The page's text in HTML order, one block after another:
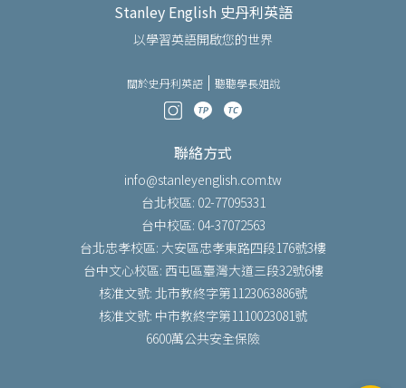
Stanley English 史丹利英語
以學習英語開啟您的世界
關於史丹利英語 聽聽學長姐說
聯絡方式
info@stanleyenglish.com.tw
台北校區: 02-77095331
台中校區: 04-37072563
台北忠孝校區: 大安區忠孝東路四段176號3樓
台中文心校區: 西屯區臺灣大道三段32號6樓
核准文號: 北市教終字第1123063886號
核准文號: 中市教終字第1110023081號
6600萬公共安全保險